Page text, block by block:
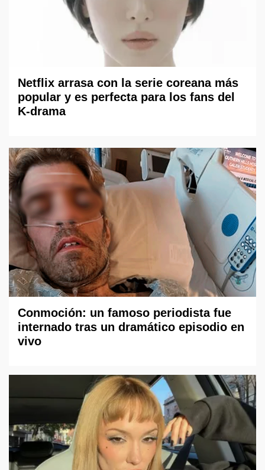
Netflix arrasa con la serie coreana más
popular y es perfecta para los fans del
K-drama
Conmoción: un famoso periodista fue
internado tras un dramático episodio en
vivo